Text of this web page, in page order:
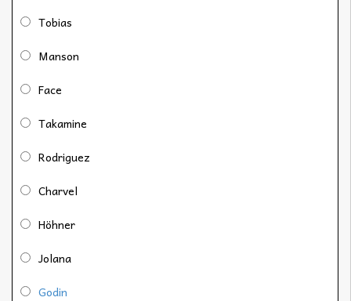
Tobias
Manson
Face
Takamine
Rodriguez
Charvel
Höhner
Jolana
Godin